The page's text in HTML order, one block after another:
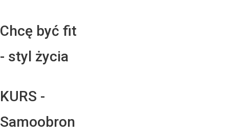
Chcę być fit
- styl życia
KURS -
Samoobron